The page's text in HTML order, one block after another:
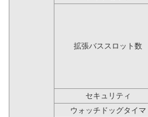
拡張バススロット数
セキュリティ
ウォッチドッグタイマ